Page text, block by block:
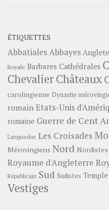
ÉTIQUETTES
Abbatiales Abbayes
Royale Barbares Cathédrales
ChevalierChâteaux
carolingienne Dynastie
romainEtats-Unis
romaine Guerre de Cent
Languedoc Les Croisades
Mérovingiens Nord Nordistes
Royaume d'Angleterre
Républicain Sud Sudistes Temple
Vestiges